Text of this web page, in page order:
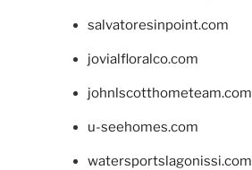
salvatoresinpoint.com
jovialfloralco.com
johnlscotthometeam.com
u-seehomes.com
watersportslagonissi.com